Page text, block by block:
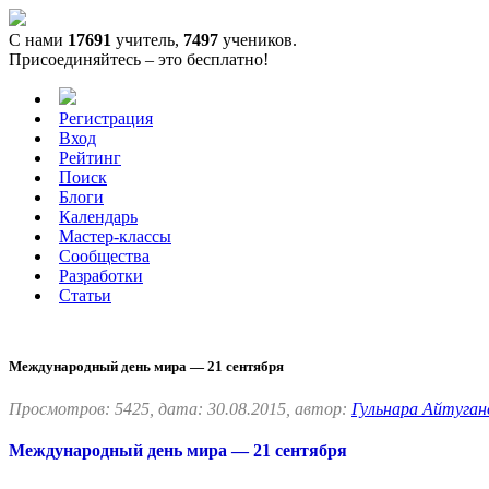
С нами 17691 учитель, 7497 учеников.
Присоединяйтесь – это бесплатно!
Регистрация
Вход
Рейтинг
Поиск
Блоги
Календарь
Мастер-классы
Сообщества
Разработки
Статьи
Международный день мира — 21 сентября
Просмотров: 5425, дата: 30.08.2015, автор: Гульнара
Международный день мира — 21 сентября